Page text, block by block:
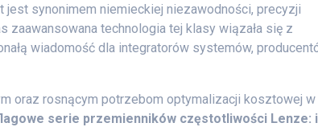
jest synonimem niemieckiej niezawodności, precyzji
zaawansowana technologia tej klasy wiązała się z
wiadomość dla integratorów systemów,
oraz rosnącym potrzebom optymalizacji kosztowej w
serie przemienników częstotliwości Lenze: